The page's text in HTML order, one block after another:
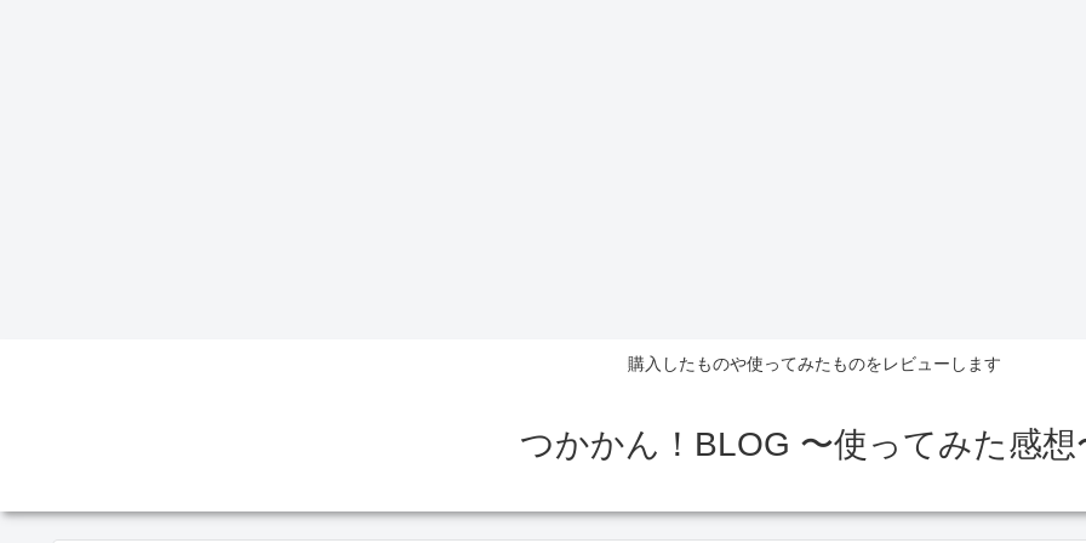
購入したものや使ってみたものをレビューします
つかかん！BLOG 〜使ってみた感想